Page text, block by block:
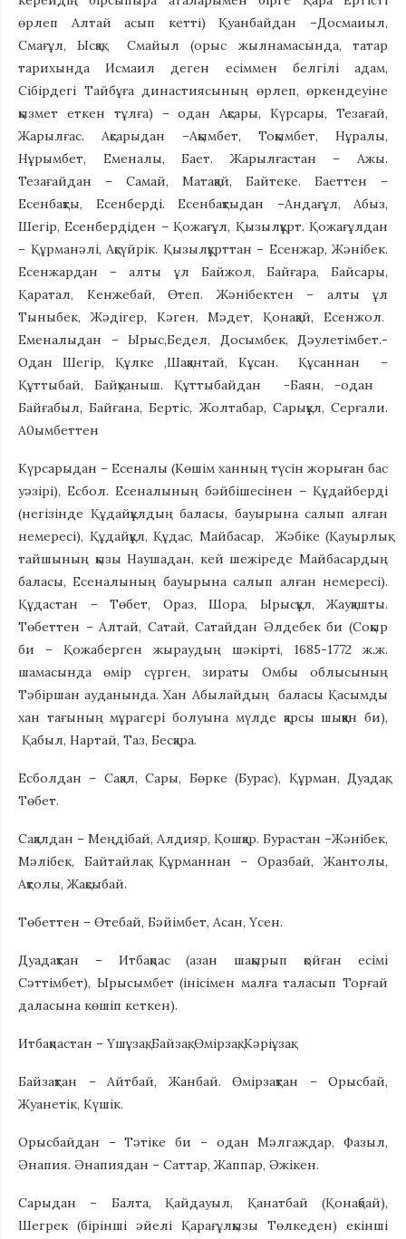
өрлеп Алтай асып кетті) Қуанбайдан –Досмаиыл,
Смағұл, Ысқақ, Смайыл (орыс жылнамасында, татар
тарихында Исмаил деген есіммен белгілі адам,
Сібірдегі Тайбұға династиясының өрлеп, өркендеуіне
қызмет еткен тұлға) – одан Ақсары, Күрсары, Тезағай,
Жарылғас. Ақсарыдан –Ақымбет, Тоқымбет, Нұралы,
Нұрымбет, Еменалы, Бает. Жарылғастан – Ажы.
Тезағайдан – Самай, Матақай, Байтеке. Баеттен –
Есенбақты, Есенберді. Есенбақтыдан –Андағұл, Абыз,
Шегір, Есенбердіден – Қожағұл, Қызылқұрт. Қожағұлдан
– Құрманәлі, Ақсүйрік. Қызылқұрттан – Есенжар, Жәнібек.
Есенжардан – алты ұл Байжол, Байғара, Байсары,
Қаратал, Кенжебай, Өтеп. Жәнібектен – алты ұл
Тыныбек, Жәдігер, Кәген, Мәдет, Қонақай, Есенжол.
Еменалыдан – Ырыс,Бедел, Досымбек, Дәулетімбет.-
Одан Шегір, Құлке ,Шақантай, Кұсан. Құсаннан –
Құттыбай, Байқуаныш. Құттыбайдан -Баян, -одан
Байғабыл, Байғана, Бертіс, Жолтабар, Сарықұл, Серғали.
А0ымбеттен
Күрсарыдан – Есеналы (Көшім ханның түсін жорыған бас
уәзірі), Есбол. Есеналының бәйбішесінен – Құдайберді
(негізінде Құдайқұлдың баласы, бауырына салып алған
немересі), Құдайқұл, Құдас, Майбасар, Жәбіке (Қауырлық
тайшының қызы Наушадан, кей шежіреде Майбасардың
баласы, Есеналының бауырына салып алған немересі).
Құдастан – Төбет, Ораз, Шора, Ырысқұл, Жауқашты.
Төбеттен – Алтай, Сатай, Сатайдан Әлдебек би (Соқыр
би – Қожаберген жыраудың шәкірті, 1685-1772 ж.ж.
шамасында өмір сүрген, зираты Омбы облысының
Тәбіршан ауданында. Хан Абылайдың баласы Қасымды
хан тағының мұрагері болуына мүлде қарсы шыққан би),
Қабыл, Нартай, Таз, Бесқара.
Есболдан – Сақал, Сары, Бөрке (Бурас), Құрман, Дуадақ,
Төбет.
Сақалдан – Меңдібай, Алдияр, Қошқар. Бурастан –Жәнібек,
Мәлібек, Байтайлақ. Құрманнан – Оразбай, Жантолы,
Ақтолы, Жақсыбай.
Төбеттен – Өтебай, Бәйімбет, Асан, Үсен.
Дуадақтан – Итбақпас (азан шақырып қойған есімі
Сәттімбет), Ырысымбет (інісімен малға таласып Торғай
даласына көшіп кеткен).
Итбақпастан – Үшұзақ, Байзақ, Өмірзақ, Кәріұзақ.
Байзақтан – Айтбай, Жанбай. Өмірзақтан – Орысбай,
Жуанетік, Күшік.
Орысбайдан – Тәтіке би – одан Мәлгаждар, Фазыл,
Әнапия. Әнапиядан – Саттар, Жаппар, Әжікен.
Сарыдан – Балта, Қайдауыл, Қанатбай (Қонақбай),
Шегрек (бірінші әйелі Қарағұлқызы Төлкеден) екінші